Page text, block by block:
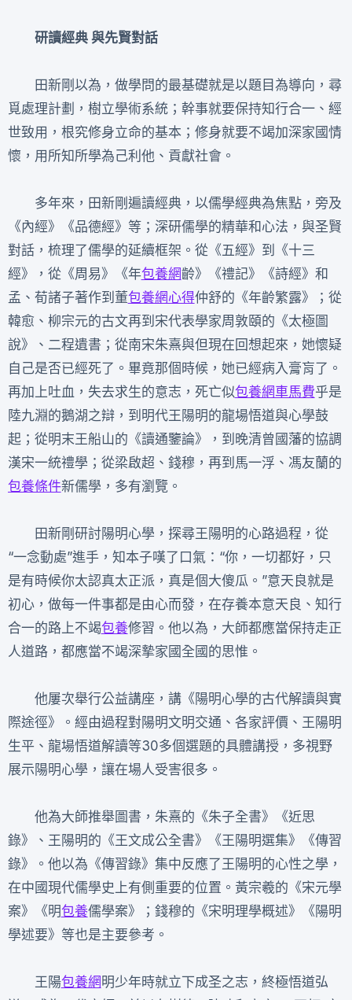
研讀經典 與先賢對話
田新剛以為，做學問的最基礎就是以題目為導向，尋
覓處理計劃，樹立學術系統；幹事就要保持知行合一、經
世致用，根究修身立命的基本；修身就要不竭加深家國情
懷，用所知所學為己利他、貢獻社會。
多年來，田新剛遍讀經典，以儒學經典為焦點，旁及
《內經》《品德經》等；深研儒學的精華和心法，與圣賢
對話，梳理了儒學的延續框架。從《五經》到《十三
經》，從《周易》《年包養網齡》《禮記》《詩經》和
孟、荀諸子著作到董包養網心得仲舒的《年齡繁露》；從
韓愈、柳宗元的古文再到宋代表學家周敦頤的《太極圖
說》、二程遺書；從南宋朱熹與但現在回想起來，她懷疑
自己是否已經死了。畢竟那個時候，她已經病入膏肓了。
再加上吐血，失去求生的意志，死亡似包養網車馬費乎是
陸九淵的鵝湖之辯，到明代王陽明的龍場悟道與心學鼓
起；從明末王船山的《讀通鑒論》，到晚清曾國藩的協調
漢宋一統禮學；從梁啟超、錢穆，再到馬一浮、馮友蘭的
包養條件新儒學，多有瀏覽。
田新剛研討陽明心學，探尋王陽明的心路過程，從
“一念動處”進手，知本子嘆了口氣：“你，一切都好，只
是有時候你太認真太正派，真是個大傻瓜。”意天良就是
初心，做每一件事都是由心而發，在存養本意天良、知行
合一的路上不竭包養修習。他以為，大師都應當保持走正
人道路，都應當不竭深摯家國全國的思惟。
他屢次舉行公益講座，講《陽明心學的古代解讀與實
際途徑》。經由過程對陽明文明交通、各家評價、王陽明
生平、龍場悟道解讀等30多個選題的具體講授，多視野
展示陽明心學，讓在場人受害很多。
他為大師推舉圖書，朱熹的《朱子全書》《近思
錄》、王陽明的《王文成公全書》《王陽明選集》《傳習
錄》。他以為《傳習錄》集中反應了王陽明的心性之學，
在中國現代儒學史上有側重要的位置。黃宗羲的《宋元學
案》《明包養儒學案》；錢穆的《宋明理學概述》《陽明
學述要》等也是主要參考。
王陽包養網明少年時就立下成圣之志，終極悟道弘